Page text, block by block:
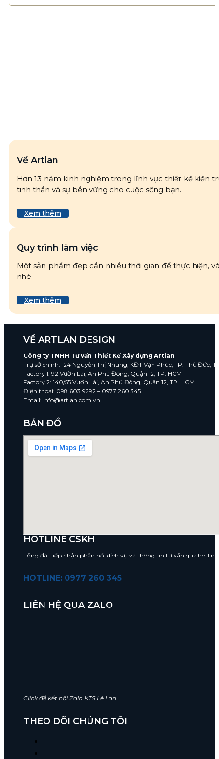
Về Artlan
Hơn 13 năm kinh nghiệm trong lĩnh vực thiết kế kiến
tinh thần và sự bền vững cho cuộc sống bạn.
Xem thêm
Quy trình làm việc
Một sản phẩm đẹp cần nhiều thời gian để thực hiện,
nhé
Xem thêm
VỀ ARTLAN DESIGN
Công ty TNHH Tư vấn Thiết Kế Xây dựng Artlan
Trụ sở chính: 124 Nguyễn Thị Nhung, KĐT Vạn Phúc, TP. Thủ Đức,
Factory 1: 92 Vườn Lài, An Phú Đông, Quận 12, TP. HCM
Factory 2: 140/55 Vườn Lài, An Phú Đông, Quận 12, TP. HCM
Điện thoại: 098 603 9292 – 0977 260 345
Email: info@artlan.com.vn
BẢN ĐỒ
HOTLINE CSKH
Tổng đài tiếp nhận phản hồi dịch vụ và thông tin tư vấn qua hotline
HOTLINE: 0977 260 345
LIÊN HỆ QUA ZALO
Click để kết nối Zalo KTS Lê Lan
THEO DÕI CHÚNG TÔI